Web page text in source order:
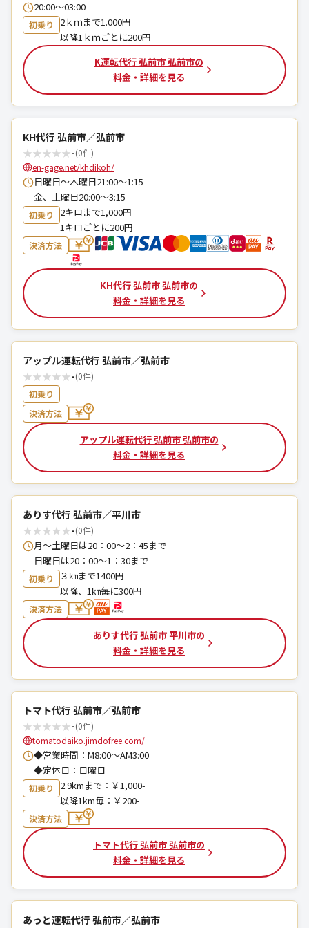
20:00～03:00
初乗り
2ｋｍまで1.000円
以降1ｋｍごとに200円
K運転代行 弘前市 弘前市の
料金・詳細を見る
KH代行 弘前市／弘前市
★★★★★-(0件)
en-gage.net/khdikoh/
日曜日〜木曜日21:00～1:15
金、土曜日20:00～3:15
初乗り
2キロまで1,000円
1キロごとに200円
決済方法
KH代行 弘前市 弘前市の
料金・詳細を見る
アップル運転代行 弘前市／弘前市
★★★★★-(0件)
初乗り
決済方法
アップル運転代行 弘前市 弘前市の
料金・詳細を見る
ありす代行 弘前市／平川市
★★★★★-(0件)
月～土曜日は20：00～2：45まで
日曜日は20：00～1：30まで
初乗り
３㎞まで1400円
以降、1㎞毎に300円
決済方法
ありす代行 弘前市 平川市の
料金・詳細を見る
トマト代行 弘前市／弘前市
★★★★★-(0件)
tomatodaiko.jimdofree.com/
◆営業時間：M8:00～AM3:00
◆定休日：日曜日
初乗り
2.9kmまで：￥1,000-
以降1km毎：￥200-
決済方法
トマト代行 弘前市 弘前市の
料金・詳細を見る
あっと運転代行 弘前市／弘前市